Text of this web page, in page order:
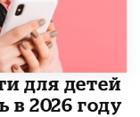
для детей
в 2026 году